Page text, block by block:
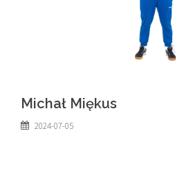
Michał Miękus
2024-07-05